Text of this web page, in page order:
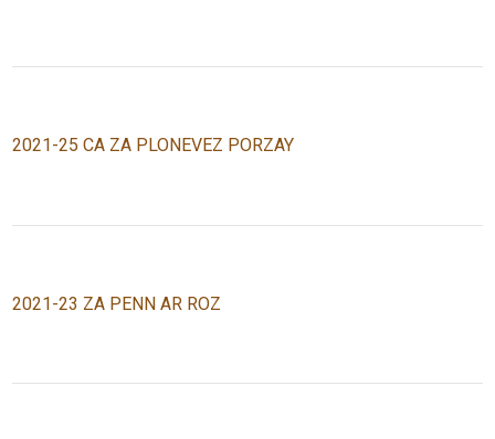
2021-25 CA ZA PLONEVEZ PORZAY
2021-23 ZA PENN AR ROZ